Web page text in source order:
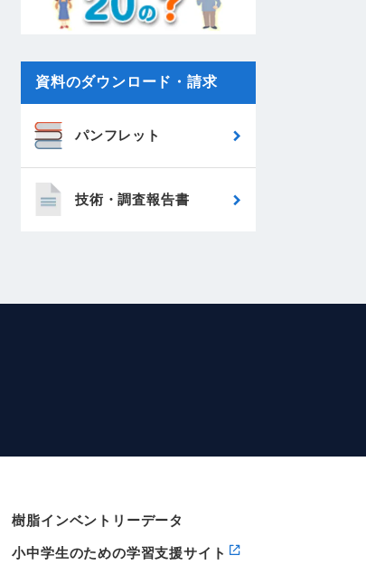
資料のダウンロード・請求
パンフレット
技術・調査報告書
樹脂インベントリーデータ
小中学生のための学習支援サイト